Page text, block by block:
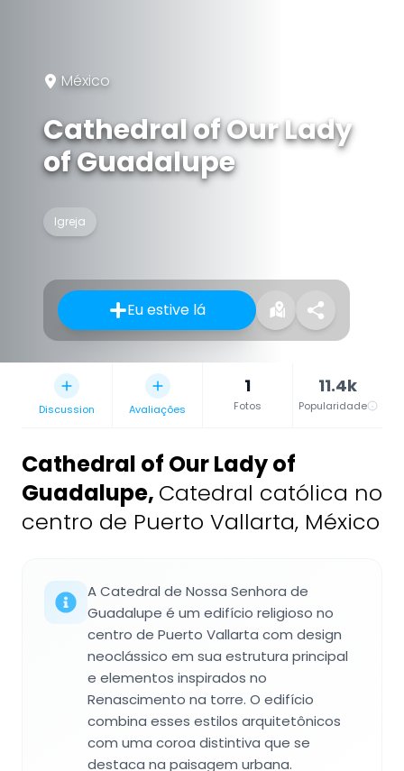
México
Cathedral of Our Lady
of Guadalupe
Igreja
Eu estive lá
Discussion Avaliações
1
Fotos
11.4k
Popularidade
Cathedral of Our Lady of
Guadalupe, Catedral católica no
centro de Puerto Vallarta, México
A Catedral de Nossa Senhora de
Guadalupe é um edifício religioso no
centro de Puerto Vallarta com design
neoclássico em sua estrutura principal
e elementos inspirados no
Renascimento na torre. O edifício
combina esses estilos arquitetônicos
com uma coroa distintiva que se
destaca na paisagem urbana.